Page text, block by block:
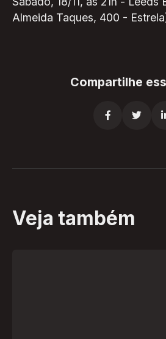
Almeida Taques, 400 -
Compartilhe
 
Veja também